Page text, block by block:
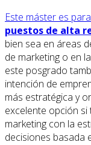
Este máster es
puestos de alta
bien sea en áreas
de marketing o en
este posgrado
intención de
más estratégica y
excelente opción
marketing con la
decisiones basada